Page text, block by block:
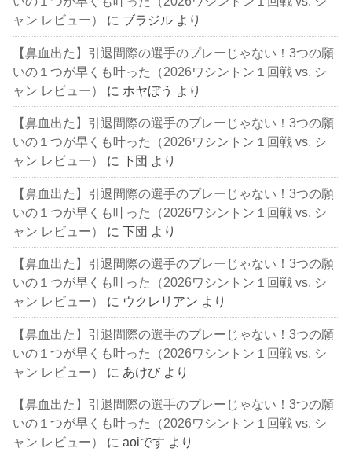
ャン レビュー）
に ブラジル より
【鼻血出た】引退間際の選手のプレーじゃない！3つの願
いの１つが早くも叶った（2026ワシントン１回戦 vs. シ
ャン レビュー）
に ホヤぼう より
【鼻血出た】引退間際の選手のプレーじゃない！3つの願
いの１つが早くも叶った（2026ワシントン１回戦 vs. シ
ャン レビュー）
に下団 より
【鼻血出た】引退間際の選手のプレーじゃない！3つの願
いの１つが早くも叶った（2026ワシントン１回戦 vs. シ
ャン レビュー）
に下団 より
【鼻血出た】引退間際の選手のプレーじゃない！3つの願
いの１つが早くも叶った（2026ワシントン１回戦 vs. シ
ャン レビュー）
に ウクレリアン より
【鼻血出た】引退間際の選手のプレーじゃない！3つの願
いの１つが早くも叶った（2026ワシントン１回戦 vs. シ
ャン レビュー）
に あけび より
【鼻血出た】引退間際の選手のプレーじゃない！3つの願
いの１つが早くも叶った（2026ワシントン１回戦 vs. シ
ャン レビュー）
にaoiです より